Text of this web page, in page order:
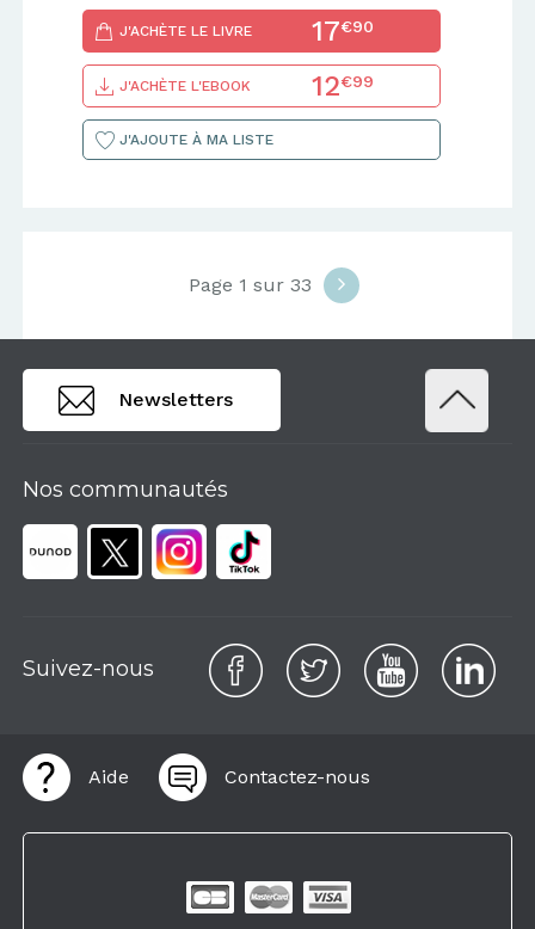
J'ACHÈTE LE LIVRE 17€90
J'ACHÈTE L'EBOOK 12€99
J'AJOUTE À MA LISTE
Page 1 sur 33
Newsletters
Nos communautés
Suivez-nous
Aide Contactez-nous